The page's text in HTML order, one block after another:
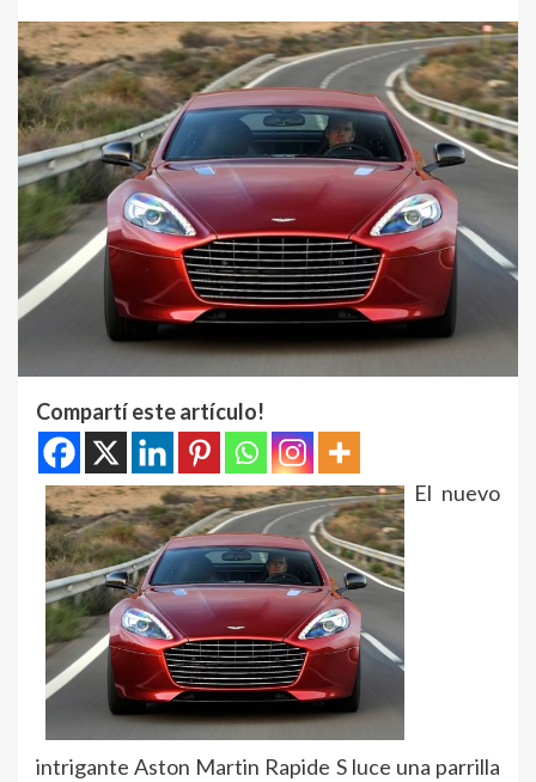
Compartí este artículo!
El nuevo
intrigante Aston Martin Rapide S luce una parrilla